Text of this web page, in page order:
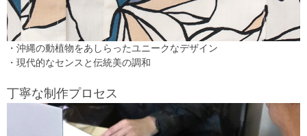
・沖縄の動植物をあしらったユニークなデザイン
・現代的なセンスと伝統美の調和
丁寧な制作プロセス